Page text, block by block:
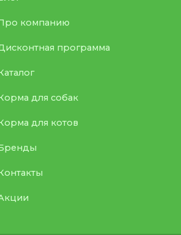
компанию
программа
для собак
для котов